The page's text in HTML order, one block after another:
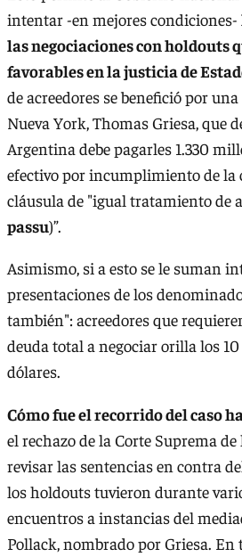
intentar -en mejores condiciones-
las negociaciones con holdouts
favorables en la justicia de
de acreedores se benefició por
Nueva York, Thomas Griesa, que
Argentina debe pagarles 1.330
efectivo por incumplimiento de la
cláusula de "igual tratamiento de
passu)”.
Asimismo, si a esto se le suman
presentaciones de los
también": acreedores que
deuda total a negociar orilla los
dólares.
Cómo fue el recorrido del caso
el rechazo de la Corte Suprema
revisar las sentencias en contra
los holdouts tuvieron durante
encuentros a instancias del
Pollack, nombrado por Griesa. En